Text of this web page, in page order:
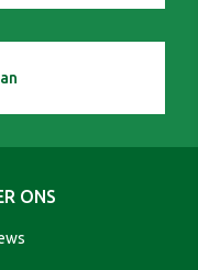
ONS